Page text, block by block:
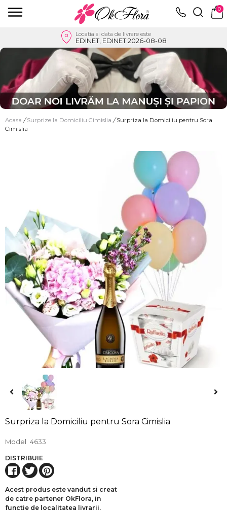
0
Locatia si data de livrare este
EDINET, EDINET 2026-08-08
Acasa / Surprize la Domiciliu Cimislia / Surpriza la Domiciliu pentru Sora
Cimislia
Surpriza la Domiciliu pentru Sora Cimislia
Model 4633
DISTRIBUIE
Acest produs este vandut si creat
de catre partener OkFlora, in
functie de localitatea livrarii.